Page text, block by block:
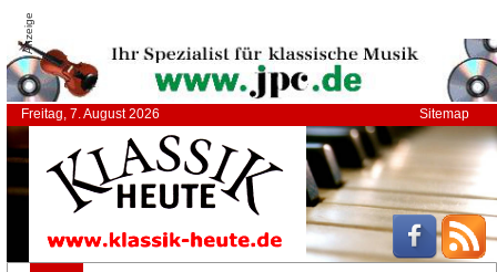
Anzeige
Freitag, 7. August 2026 Sitemap